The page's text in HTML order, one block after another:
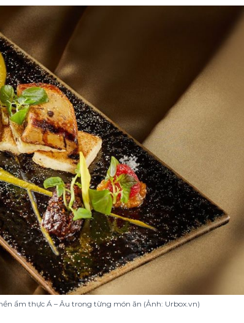
ẩm thực Á – Âu trong từng món ăn (Ảnh: Urbox.vn)